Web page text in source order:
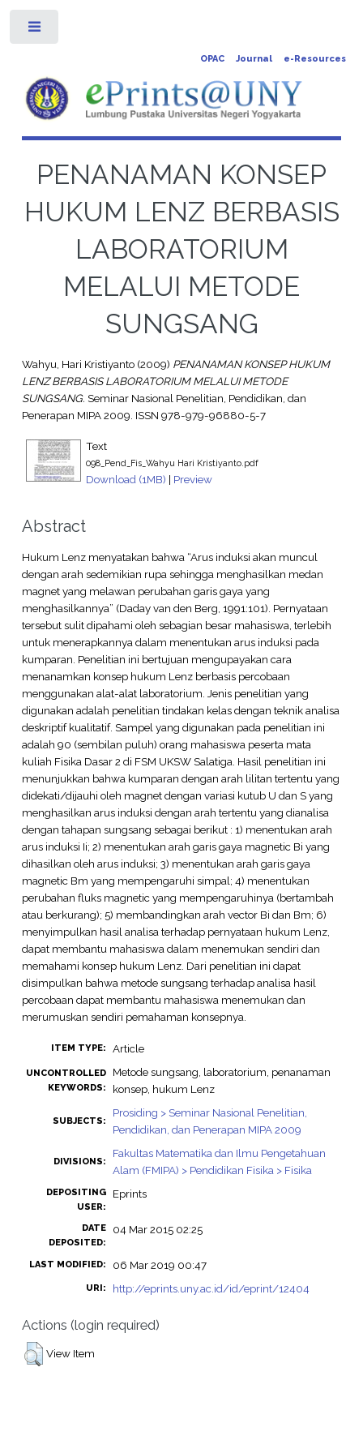
OPAC Journal e-Resources
PENANAMAN KONSEP
HUKUM LENZ BERBASIS
LABORATORIUM
MELALUI METODE
SUNGSANG
Wahyu, Hari Kristiyanto(2009) PENANAMAN KONSEP HUKUM
LENZ BERBASIS LABORATORIUM MELALUI METODE
SUNGSANG. Seminar Nasional Penelitian, Pendidikan, dan
Penerapan MIPA 2009. ISSN 978-979-96880-5-7
Text
098_Pend_Fis_Wahyu Hari Kristiyanto.pdf
Download (1MB) | Preview
Abstract
Hukum Lenz menyatakan bahwa “Arus induksi akan muncul
dengan arah sedemikian rupa sehingga menghasilkan medan
magnet yang melawan perubahan garis gaya yang
menghasilkannya” (Daday van den Berg, 1991:101). Pernyataan
tersebut sulit dipahami oleh sebagian besar mahasiswa, terlebih
untuk menerapkannya dalam menentukan arus induksi pada
kumparan. Penelitian ini bertujuan mengupayakan cara
menanamkan konsep hukum Lenz berbasis percobaan
menggunakan alat-alat laboratorium. Jenis penelitian yang
digunakan adalah penelitian tindakan kelas dengan teknik analisa
deskriptif kualitatif. Sampel yang digunakan pada penelitian ini
adalah 90 (sembilan puluh) orang mahasiswa peserta mata
kuliah Fisika Dasar 2 di FSM UKSW Salatiga. Hasil penelitian ini
menunjukkan bahwa kumparan dengan arah lilitan tertentu yang
didekati/dijauhi oleh magnet dengan variasi kutub U dan S yang
menghasilkan arus induksi dengan arah tertentu yang dianalisa
dengan tahapan sungsang sebagai berikut : 1) menentukan arah
arus induksi Ii; 2) menentukan arah garis gaya magnetic Bi yang
dihasilkan oleh arus induksi; 3) menentukan arah garis gaya
magnetic Bm yang mempengaruhi simpal; 4) menentukan
perubahan fluks magnetic yang mempengaruhinya (bertambah
atau berkurang); 5) membandingkan arah vector Bi dan Bm; 6)
menyimpulkan hasil analisa terhadap pernyataan hukum Lenz,
dapat membantu mahasiswa dalam menemukan sendiri dan
memahami konsep hukum Lenz. Dari penelitian ini dapat
disimpulkan bahwa metode sungsang terhadap analisa hasil
percobaan dapat membantu mahasiswa menemukan dan
merumuskan sendiri pemahaman konsepnya.
ITEM TYPE: Article
UNCONTROLLED
KEYWORDS:
Metode sungsang, laboratorium, penanaman
konsep, hukum Lenz
SUBJECTS:
Prosiding > Seminar Nasional Penelitian,
Pendidikan, dan Penerapan MIPA 2009
DIVISIONS:
Fakultas Matematika dan Ilmu Pengetahuan
Alam (FMIPA) > Pendidikan Fisika > Fisika
DEPOSITING
USER:
Eprints
DATE
DEPOSITED:
04 Mar 2015 02:25
LAST MODIFIED: 06 Mar 2019 00:47
URI: http://eprints.uny.ac.id/id/eprint/12404
Actions (login required)
View Item